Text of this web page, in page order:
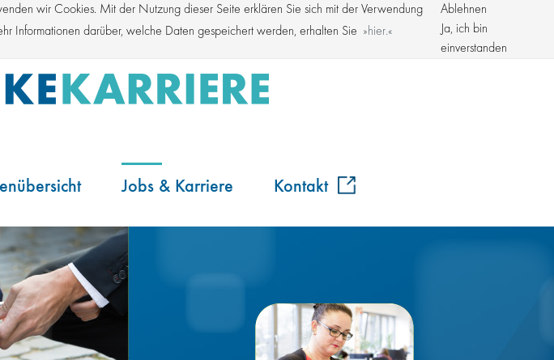
wir Cookies. Mit der Nutzung dieser Seite erklären Sie sich mit der Verwendung
Informationen darüber, welche Daten gespeichert werden, erhalten Sie
hier.
Ablehnen
Ja, ich bin
einverstanden
Kroschke Gruppe
Jobs & Karriere Kontakt